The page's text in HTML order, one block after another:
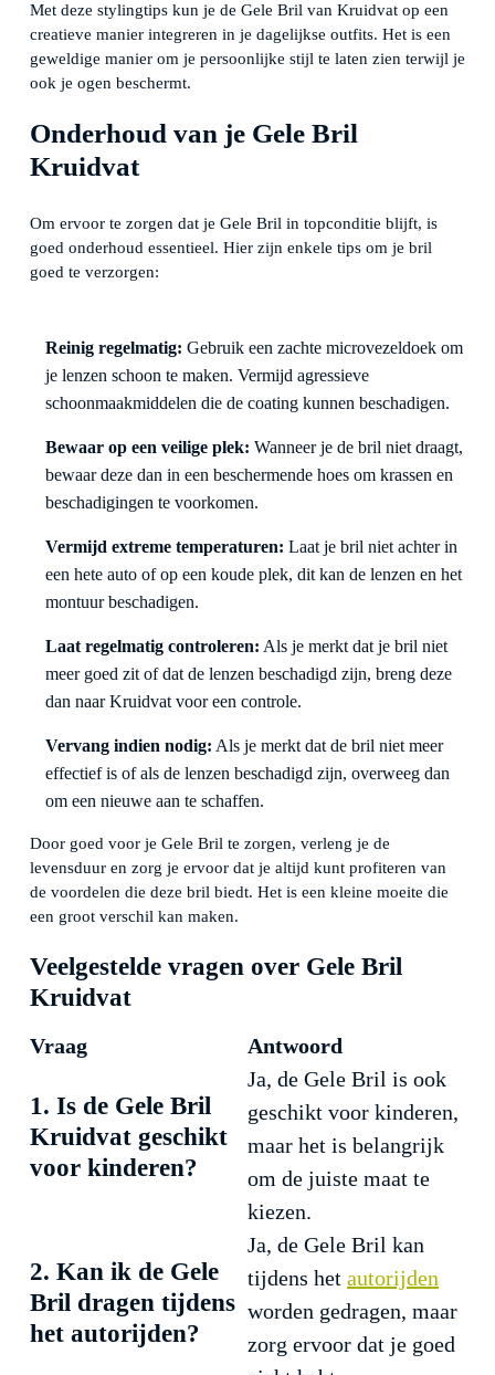
Met deze stylingtips kun je de Gele Bril van Kruidvat op een
creatieve manier integreren in je dagelijkse outfits. Het is een
geweldige manier om je persoonlijke stijl te laten zien terwijl je
ook je ogen beschermt.
Onderhoud van je Gele Bril
Kruidvat
Om ervoor te zorgen dat je Gele Bril in topconditie blijft, is
goed onderhoud essentieel. Hier zijn enkele tips om je bril
goed te verzorgen:
Reinig regelmatig: Gebruik een zachte microvezeldoek om
je lenzen schoon te maken. Vermijd agressieve
schoonmaakmiddelen die de coating kunnen beschadigen.
Bewaar op een veilige plek: Wanneer je de bril niet draagt,
bewaar deze dan in een beschermende hoes om krassen en
beschadigingen te voorkomen.
Vermijd extreme temperaturen: Laat je bril niet achter in
een hete auto of op een koude plek, dit kan de lenzen en het
montuur beschadigen.
Laat regelmatig controleren: Als je merkt dat je bril niet
meer goed zit of dat de lenzen beschadigd zijn, breng deze
dan naar Kruidvat voor een controle.
Vervang indien nodig: Als je merkt dat de bril niet meer
effectief is of als de lenzen beschadigd zijn, overweeg dan
om een nieuwe aan te schaffen.
Door goed voor je Gele Bril te zorgen, verleng je de
levensduur en zorg je ervoor dat je altijd kunt profiteren van
de voordelen die deze bril biedt. Het is een kleine moeite die
een groot verschil kan maken.
Veelgestelde vragen over Gele Bril
Kruidvat
Vraag Antwoord
1. Is de Gele Bril
Kruidvat geschikt
voor kinderen?
Ja, de Gele Bril is ook
geschikt voor kinderen,
maar het is belangrijk
om de juiste maat te
kiezen.
2. Kan ik de Gele
Bril dragen tijdens
het autorijden?
Ja, de Gele Bril kan
tijdens het autorijden
worden gedragen, maar
zorg ervoor dat je goed